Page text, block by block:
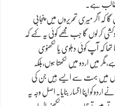
غالب ہے۔
کہ اگر میری تحریروں میں پنجابی
کر لوں گا جب مجھے کوئی یہ کہے کہ
کہ آپ کوئی دہلوی یا لکھنوی
میں اردو میں لکھتا ہوں،بلکہ
میں بہت سے ایسے ہیں جن کی
کو اپنا اظہار بنایا۔ اصل وجہ یہ